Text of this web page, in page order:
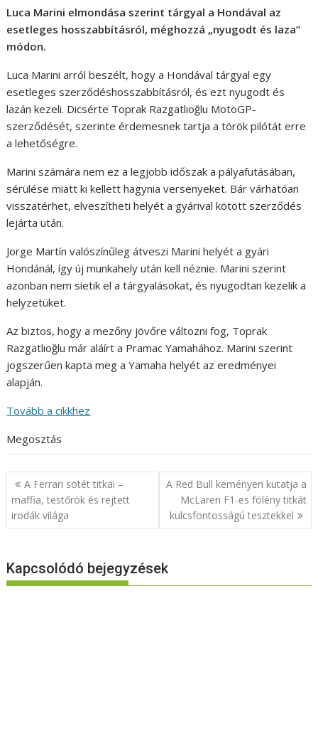
Luca Marini elmondása szerint tárgyal a Hondával az
esetleges hosszabbításról, méghozzá „nyugodt és laza”
módon.
Luca Marini arról beszélt, hogy a Hondával tárgyal egy
esetleges szerződéshosszabbításról, és ezt nyugodt és
lazán kezeli. Dicsérte Toprak Razgatlıoğlu MotoGP-
szerződését, szerinte érdemesnek tartja a török pilótát erre
a lehetőségre.
Marini számára nem ez a legjobb időszak a pályafutásában,
sérülése miatt ki kellett hagynia versenyeket. Bár várhatóan
visszatérhet, elveszítheti helyét a gyárival kötött szerződés
lejárta után.
Jorge Martín valószínűleg átveszi Marini helyét a gyári
Hondánál, így új munkahely után kell néznie. Marini szerint
azonban nem sietik el a tárgyalásokat, és nyugodtan kezelik a
helyzetüket.
Az biztos, hogy a mezőny jövőre változni fog, Toprak
Razgatlıoğlu már aláírt a Pramac Yamahához. Marini szerint
jogszerűen kapta meg a Yamaha helyét az eredményei
alapján.
Tovább a cikkhez
Megosztás
Bejegyzés
navigáció
A Ferrari sötét titkai –
maffia, testőrök és rejtett
irodák világa
A Red Bull keményen kutatja a
McLaren F1-es fölény titkát
kulcsfontosságú tesztekkel
Kapcsolódó bejegyzések